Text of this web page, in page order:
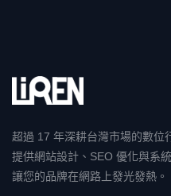
超過 17 年深耕台灣市場的數位
提供網站設計、SEO 優化與系
讓您的品牌在網路上發光發熱。